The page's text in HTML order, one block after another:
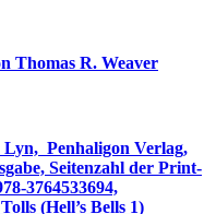
Thomas R. Weaver
Penhaligon Verlag,
Seitenzahl der Print-
Tolls (Hell’s Bells 1)